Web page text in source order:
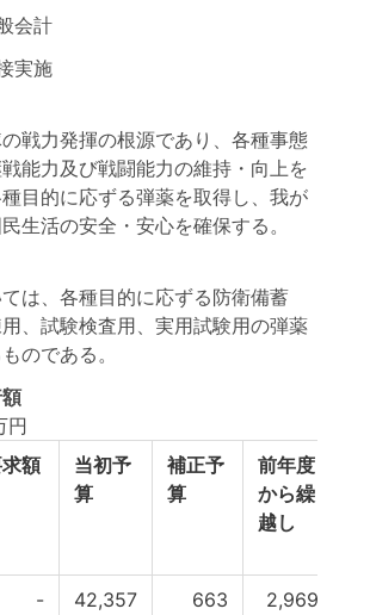
会計
実施
戦力発揮の根源であり、各種事態
能力及び戦闘能力の維持・向上を
目的に応ずる弾薬を取得し、我が
生活の安全・安心を確保する。
は、各種目的に応ずる防衛備蓄
、試験検査用、実用試験用の弾薬
のである。
円
額
当初予
算
補正予
算
前年度
から繰
越し
- 42,357 663 2,969